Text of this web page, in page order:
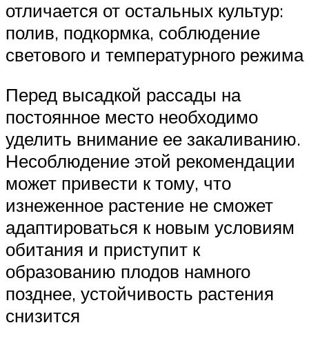
отличается от остальных культур:
полив, подкормка, соблюдение
светового и температурного режима
Перед высадкой рассады на
постоянное место необходимо
уделить внимание ее закаливанию.
Несоблюдение этой рекомендации
может привести к тому, что
изнеженное растение не сможет
адаптироваться к новым условиям
обитания и приступит к
образованию плодов намного
позднее, устойчивость растения
снизится